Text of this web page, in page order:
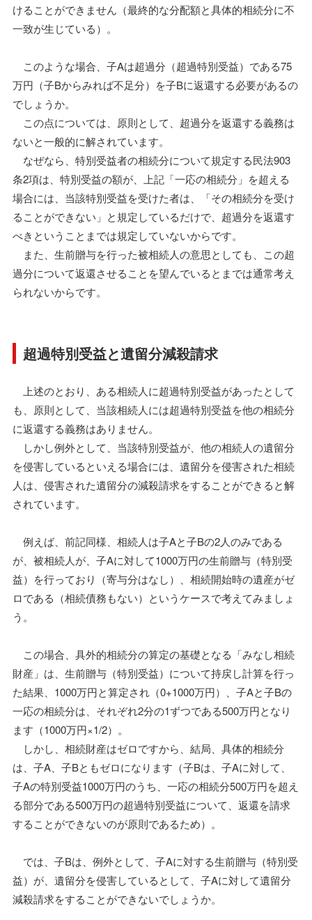
けることができません（最終的な分配額と具体的相続分に不
一致が生じている）。
このような場合、子Aは超過分（超過特別受益）である75
万円（子Bからみれば不足分）を子Bに返還する必要があるの
でしょうか。
この点については、原則として、超過分を返還する義務は
ないと一般的に解されています。
なぜなら、特別受益者の相続分について規定する民法903
条2項は、特別受益の額が、上記「一応の相続分」を超える
場合には、当該特別受益を受けた者は、「その相続分を受け
ることができない」と規定しているだけで、超過分を返還す
べきということまでは規定していないからです。
また、生前贈与を行った被相続人の意思としても、この超
過分について返還させることを望んでいるとまでは通常考え
られないからです。
超過特別受益と遺留分減殺請求
上述のとおり、ある相続人に超過特別受益があったとして
も、原則として、当該相続人には超過特別受益を他の相続分
に返還する義務はありません。
しかし例外として、当該特別受益が、他の相続人の遺留分
を侵害しているといえる場合には、遺留分を侵害された相続
人は、侵害された遺留分の減殺請求をすることができると解
されています。
例えば、前記同様、相続人は子Aと子Bの2人のみである
が、被相続人が、子Aに対して1000万円の生前贈与（特別受
益）を行っており（寄与分はなし）、相続開始時の遺産がゼ
ロである（相続債務もない）というケースで考えてみましょ
う。
この場合、具外的相続分の算定の基礎となる「みなし相続
財産」は、生前贈与（特別受益）について持戻し計算を行っ
た結果、1000万円と算定され（0+1000万円）、子Aと子Bの
一応の相続分は、それぞれ2分の1ずつである500万円となり
ます（1000万円×1/2）。
しかし、相続財産はゼロですから、結局、具体的相続分
は、子A、子Bともゼロになります（子Bは、子Aに対して、
子Aの特別受益1000万円のうち、一応の相続分500万円を超え
る部分である500万円の超過特別受益について、返還を請求
することができないのが原則であるため）。
では、子Bは、例外として、子Aに対する生前贈与（特別受
益）が、遺留分を侵害しているとして、子Aに対して遺留分
減殺請求をすることができないでしょうか。